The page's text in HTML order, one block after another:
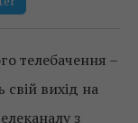
телебачення –
вихід на
з